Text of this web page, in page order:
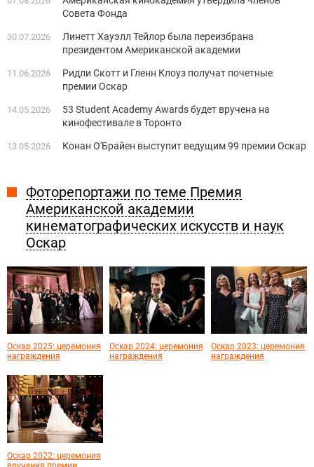
Совета Фонда
30.07.2026
Линетт Хауэлл Тейлор была переизбрана
президентом Американской академии
11.06.2026
Ридли Скотт и Гленн Клоуз получат почетные
премии Оскар
14.05.2026
53 Student Academy Awards будет вручена на
кинофестивале в Торонто
13.05.2026 Конан О'Брайен выступит ведущим 99 премии Оскар
Фоторепортажи по теме Премия
Американской академии
кинематографических искусств и наук
Оскар
Оскар 2025: церемония
награждения
Оскар 2024: церемония
награждения
Оскар 2023: церемония
награждения
Оскар 2022: церемония